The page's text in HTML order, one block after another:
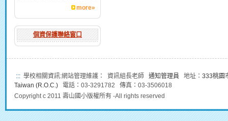
more»
個資保護聯絡窗口
::: 學校相關資訊:網站管理維護： 資訊組長老師 通知管理員 地址： 333桃園
Taiwan (R.O.C.) 電話：03-3291782 傳真：03-3506018
Copyright c 2011 壽山國小版權所有 -All rights reserved